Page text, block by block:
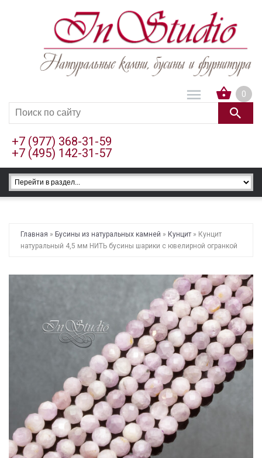
0
+7 (977) 368-31-59
+7 (495) 142-31-57
Главная » Бусины из натуральных камней » Кунцит » Кунцит
натуральный 4,5 мм НИТЬ бусины шарики с ювелирной огранкой